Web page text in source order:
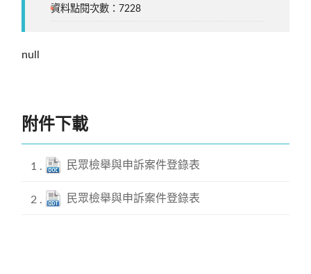
資料點閱次數：7228
null
附件下載
民眾檢舉與申訴案件登錄表
民眾檢舉與申訴案件登錄表